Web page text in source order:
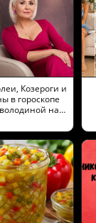
Козероги и
в гороскопе
на…